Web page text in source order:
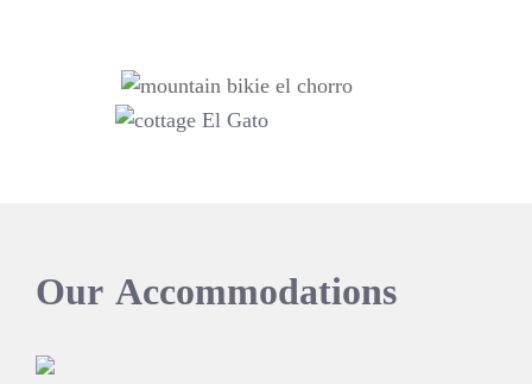
Our Accommodations